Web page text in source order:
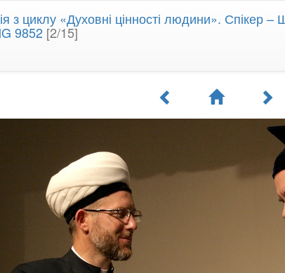
з циклу «Духовні цінності людини». Спікер
9852 [2/15]